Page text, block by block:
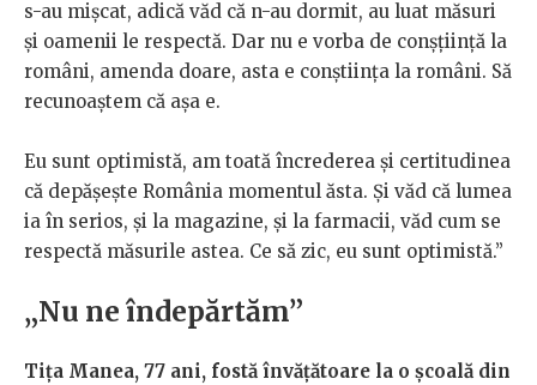
s-au mișcat, adică văd că n-au dormit, au luat măsuri
și oamenii le respectă. Dar nu e vorba de conșțiință la
români, amenda doare, asta e conștiința la români. Să
recunoaștem că așa e.
Eu sunt optimistă, am toată încrederea și certitudinea
că depășește România momentul ăsta. Și văd că lumea
ia în serios, și la magazine, și la farmacii, văd cum se
respectă măsurile astea. Ce să zic, eu sunt optimistă.”
„Nu ne îndepărtăm”
Tița Manea, 77 ani, fostă învățătoare la o școală din